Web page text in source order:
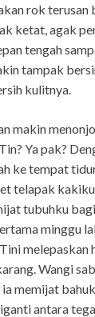
rok terusan
ketat, agak
tengah
tampak
kulitnya.
makin
Ya pak?
ke tempat
telapak
tubuhku
minggu
melepaskan
Wangi
memijat
antara